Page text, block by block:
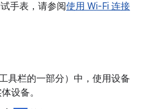
手表，请参阅使用 Wi-Fi 连接
工具栏的一部分）中，使用设备
设备。